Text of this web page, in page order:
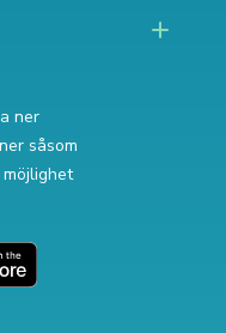
ner
såsom